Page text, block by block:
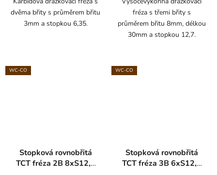
dvěma břity s průměrem břitu
3mm a stopkou 6,35.
fréza s třemi břity s
průměrem břitu 8mm, délkou
30mm a stopkou 12,7.
WC-CO
Stopková rovnobřitá
TCT fréza 2B 8xS12,7
WC-CO
Stopková rovnobřitá
TCT fréza 3B 6xS12,7